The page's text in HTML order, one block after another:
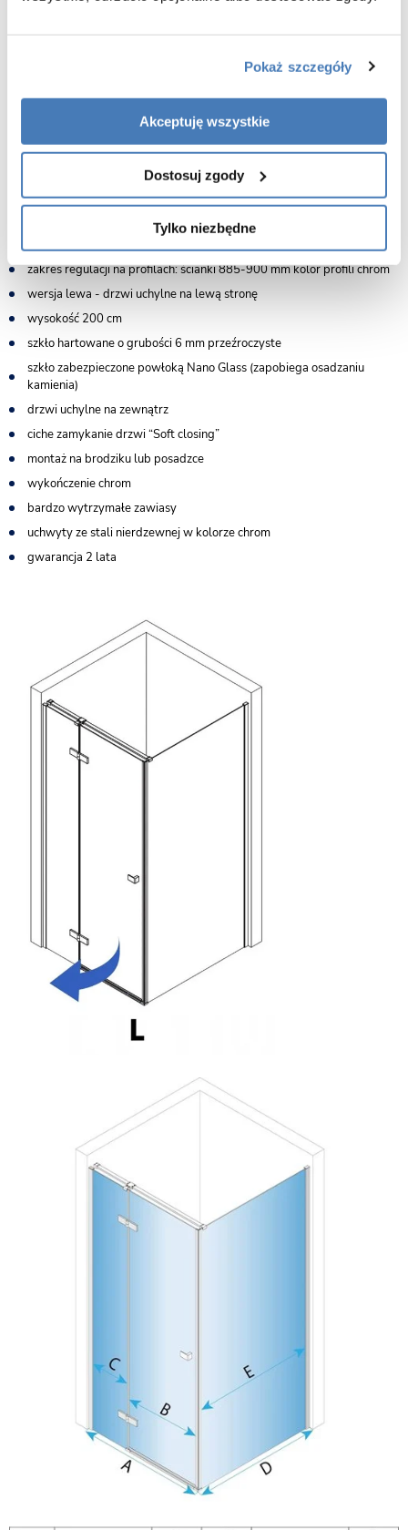
Pokaż szczegóły
Akceptuję wszystkie
Dostosuj zgody
Tylko niezbędne
Cechy kabiny prysznicowej 100x90 Atlas Chrom Rea:
wymiary 100 cm drzwi x 90 cm ścianka
zakres regulacji na profilach: drzwi 972-987 mm kolor profili chrom
zakres regulacji na profilach: ścianki 885-900 mm kolor profili chrom
wersja lewa - drzwi uchylne na lewą stronę
wysokość 200 cm
szkło hartowane o grubości 6 mm przeźroczyste
szkło zabezpieczone powłoką Nano Glass (zapobiega osadzaniu
kamienia)
drzwi uchylne na zewnątrz
ciche zamykanie drzwi “Soft closing”
montaż na brodziku lub posadzce
wykończenie chrom
bardzo wytrzymałe zawiasy
uchwyty ze stali nierdzewnej w kolorze chrom
gwarancja 2 lata